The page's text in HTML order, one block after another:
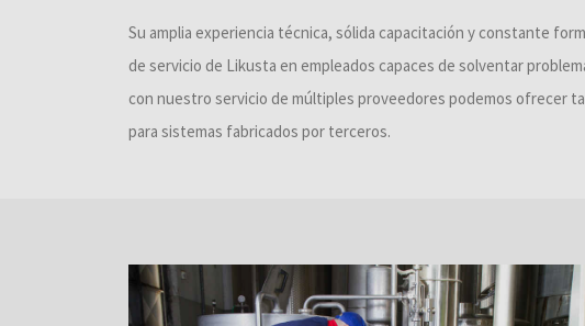
Su amplia experiencia técnica, sólida capacitación y constante
de servicio de Likusta en empleados capaces de solventar
con nuestro servicio de múltiples proveedores podemos ofrecer
para sistemas fabricados por terceros.